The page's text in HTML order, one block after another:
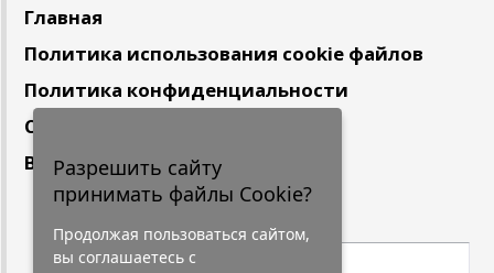
Главная
Политика использования cookie файлов
Политика конфиденциальности
Сотрудничество
Вакансии
Подпишитесь
Разрешить сайту
принимать файлы Cookie?
Продолжая пользоваться сайтом,
вы соглашаетесь с